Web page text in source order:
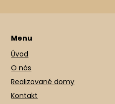
Menu
Úvod
O nás
Realizované domy
Kontakt